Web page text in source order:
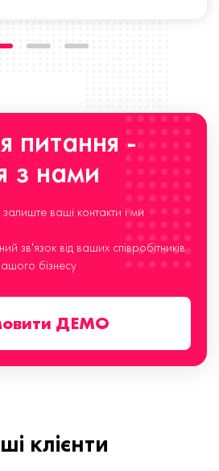
питання -
з нами
ваші контакти і ми
зв'язок від ваших співробітників
бізнесу
ДЕМО
клієнти